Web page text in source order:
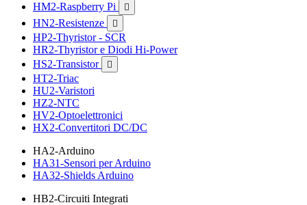
HM2-Raspberry Pi 
HN2-Resistenze 
HP2-Thyristor - SCR
HR2-Thyristor e Diodi Hi-Power
HS2-Transistor

HT2-Triac
HU2-Varistori
HZ2-NTC
HV2-Optoelettronici
HX2-Convertitori DC/DC
HA2-Arduino
HA31-Sensori per Arduino
HA32-Shields Arduino
HB2-Circuiti Integrati